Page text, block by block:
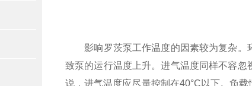
影响罗茨泵工作温度的因素较为复杂。
致泵的运行温度上升。进气温度同样不容
说，进气温度应尽量控制在40°C以下。负